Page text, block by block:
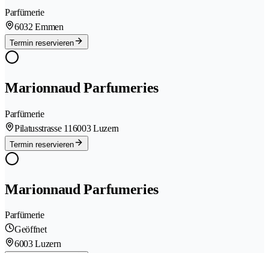
Parfümerie
6032 Emmen
Termin reservieren
Marionnaud Parfumeries
Parfümerie
Pilatusstrasse 116003 Luzern
Termin reservieren
Marionnaud Parfumeries
Parfümerie
Geöffnet
6003 Luzern